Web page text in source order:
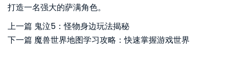
打造一名强大的萨满角色。
上一篇 鬼泣5：怪物身边玩法揭秘
下一篇 魔兽世界地图学习攻略：快速掌握游戏世界